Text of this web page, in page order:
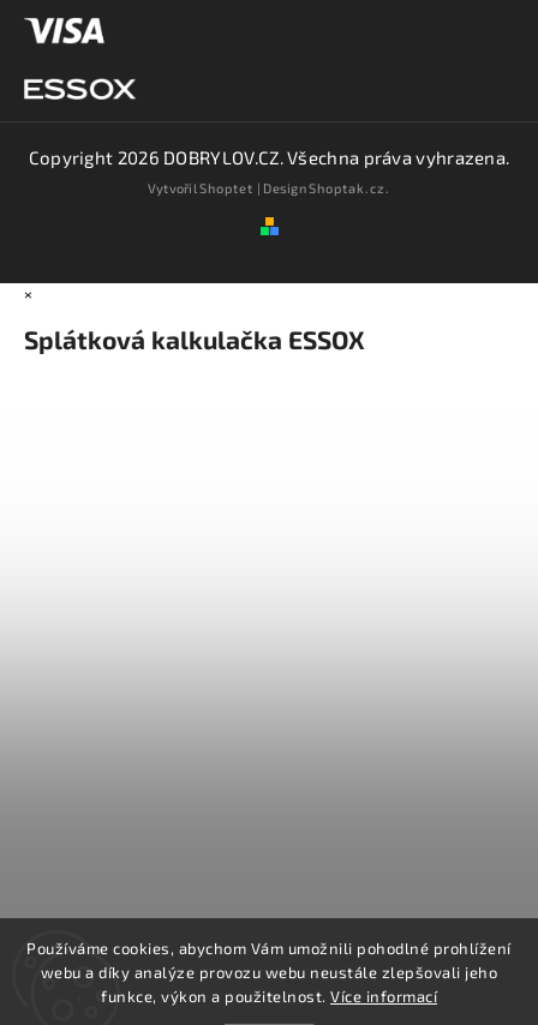
Používáme cookies, abychom Vám umožnili pohodlné prohlížení
webu a díky analýze provozu webu neustále zlepšovali jeho
funkce, výkon a použitelnost. Více informací
Copyright 2026 DOBRYLOV.CZ. Všechna práva vyhrazena.
VytvořilShoptet | DesignShoptak.cz.
×
Splátková kalkulačka ESSOX